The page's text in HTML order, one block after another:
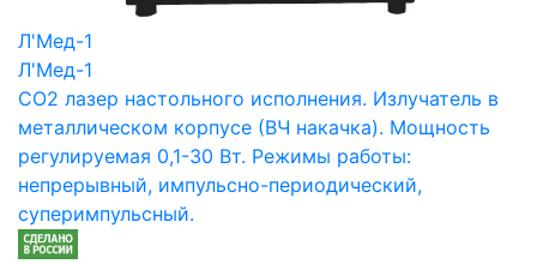
Л'Мед-1
Л'Мед-1
СО2 лазер настольного исполнения. Излучатель в
металлическом корпусе (ВЧ накачка). Мощность
регулируемая 0,1-30 Вт. Режимы работы:
непрерывный, импульсно-периодический,
суперимпульсный.